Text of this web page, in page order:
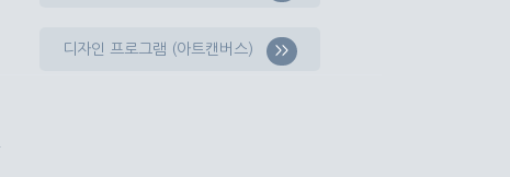
디자인 프로그램 (아트캔버스) >>